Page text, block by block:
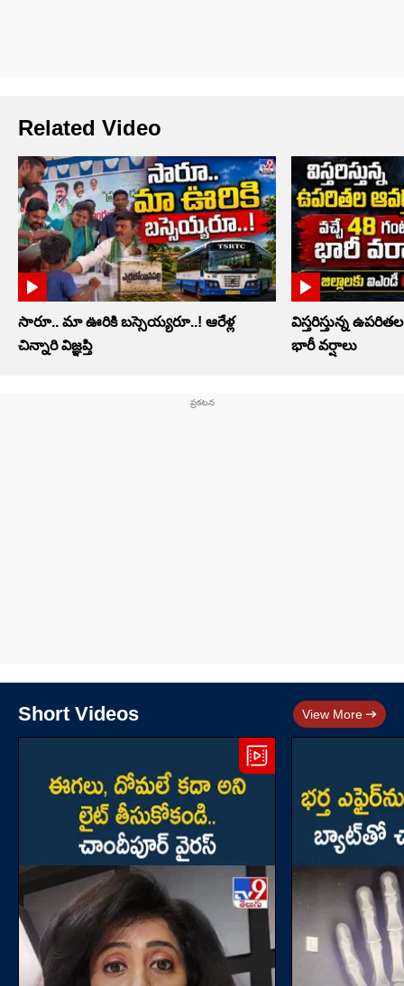
Related Video
సారూ.. మా ఊరికి బస్సెయ్యరూ..! ఆరేళ్ల
చిన్నారి విజ్ఞప్తి
విస్తరిస్తున్న
భారీ వర్షాలు
Short Videos View More